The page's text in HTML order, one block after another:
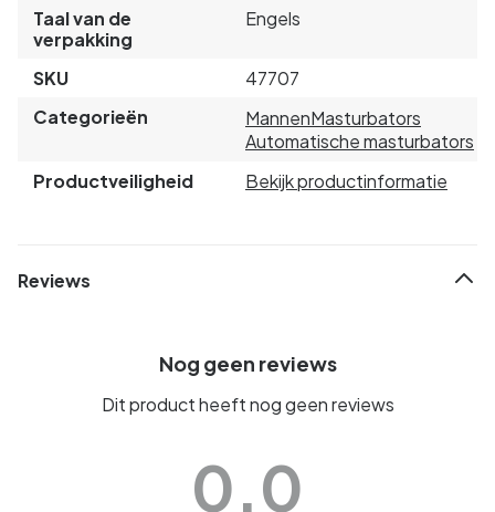
Taal van de
verpakking
Engels
SKU
47707
Categorieën
MannenMasturbators
Automatische masturbators
Productveiligheid
Bekijk productinformatie
Reviews
Nog geen reviews
Dit product heeft nog geen reviews
0.0